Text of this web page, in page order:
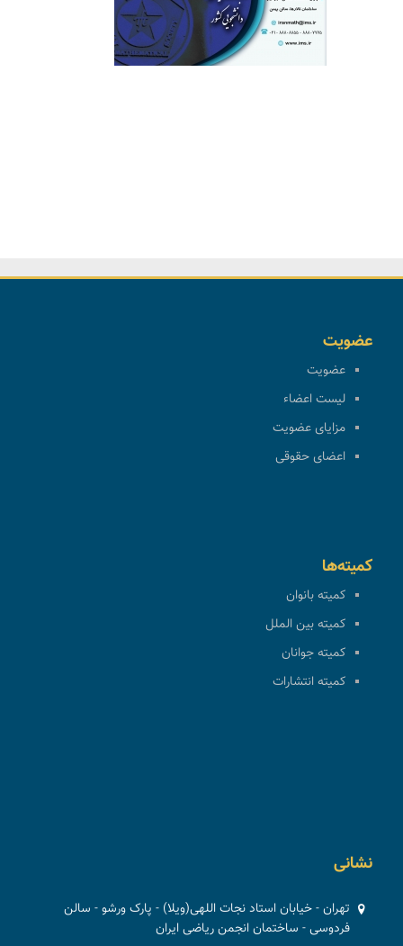
عضویت
عضویت
لیست اعضاء
مزایای عضویت
اعضای حقوقی
کمیته‌ها
کمیته بانوان
کمیته بین الملل
کمیته جوانان
کمیته انتشارات
نشانی
تهران - خیابان استاد نجات اللهی(ویلا) - پارک ورشو - سالن
فردوسی - ساختمان انجمن ریاضی ایران